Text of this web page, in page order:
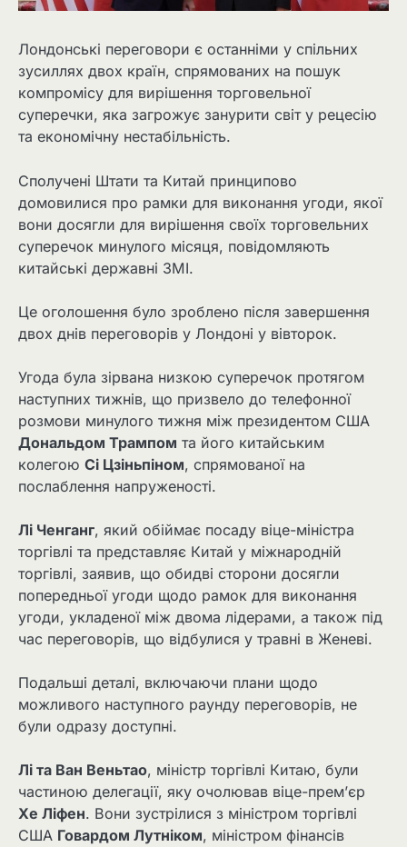
Лондонські переговори є останніми у спільних
зусиллях двох країн, спрямованих на пошук
компромісу для вирішення торговельної
суперечки, яка загрожує занурити світ у рецесію
та економічну нестабільність.
Сполучені Штати та Китай принципово
домовилися про рамки для виконання угоди, якої
вони досягли для вирішення своїх торговельних
суперечок минулого місяця, повідомляють
китайські державні ЗМІ.
Це оголошення було зроблено після завершення
двох днів переговорів у Лондоні у вівторок.
Угода була зірвана низкою суперечок протягом
наступних тижнів, що призвело до телефонної
розмови минулого тижня між президентом США
Дональдом Трампом та його китайським
колегою Сі Цзіньпіном, спрямованої на
послаблення напруженості.
Лі Ченганг, який обіймає посаду віце-міністра
торгівлі та представляє Китай у міжнародній
торгівлі, заявив, що обидві сторони досягли
попередньої угоди щодо рамок для виконання
угоди, укладеної між двома лідерами, а також під
час переговорів, що відбулися у травні в Женеві.
Подальші деталі, включаючи плани щодо
можливого наступного раунду переговорів, не
були одразу доступні.
Лі та Ван Веньтао, міністр торгівлі Китаю, були
частиною делегації, яку очолював віце-прем’єр
Хе Ліфен. Вони зустрілися з міністром торгівлі
США Говардом Лутніком, міністром фінансів